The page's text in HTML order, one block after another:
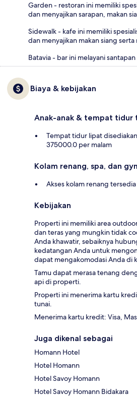
Garden - restoran ini memiliki
dan menyajikan sarapan, makan
Sidewalk - kafe ini memiliki
dan menyajikan makan siang serta
Batavia - bar ini melayani santapan
Biaya & kebijakan
Anak-anak & tempat tidur
Tempat tidur lipat
375000.0 per malam
Kolam renang, spa, dan
Akses kolam renang
Kebijakan
Properti ini memiliki area
dan teras yang mungkin tidak
Anda khawatir, sebaiknya
kedatangan Anda untuk
dapat mengakomodasi Anda di
Tamu dapat merasa tenang
api di properti.
Properti ini menerima kartu
tunai.
Menerima kartu kredit: Visa,
Juga dikenal sebagai
Homann Hotel
Hotel Homann
Hotel Savoy Homann
Hotel Savoy Homann Bidakara